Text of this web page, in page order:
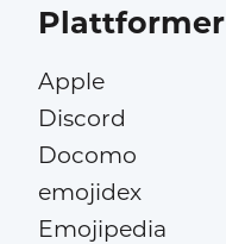
Plattformer
Apple
Discord
Docomo
emojidex
Emojipedia